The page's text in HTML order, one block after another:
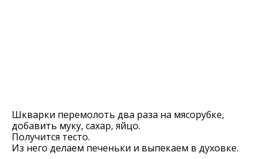
Шкварки перемолоть два раза на мясорубке,
добавить муку, сахар, яйцо.
Получится тесто.
Из него делаем печеньки и выпекаем в духовке.